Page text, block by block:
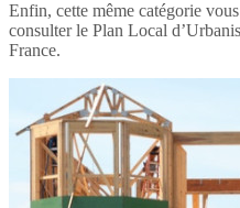
Enfin, cette même catégorie
consulter le Plan Local
France.